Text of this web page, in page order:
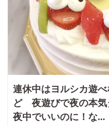
連休中はヨルシカ遊
ど 夜遊びで夜の本気
夜中でいいのに！な...